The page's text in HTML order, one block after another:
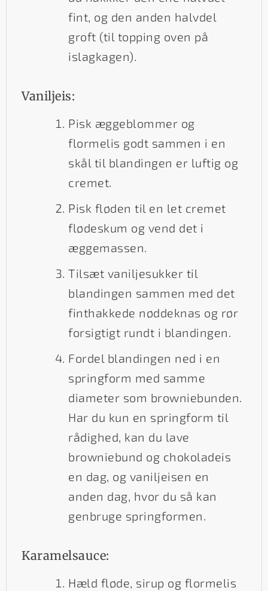
fint, og den anden halvdel
groft (til topping oven på
islagkagen).
Vaniljeis:
Pisk æggeblommer og
flormelis godt sammen i en
skål til blandingen er luftig og
cremet.
Pisk fløden til en let cremet
flødeskum og vend det i
æggemassen.
Tilsæt vaniljesukker til
blandingen sammen med det
finthakkede nøddeknas og rør
forsigtigt rundt i blandingen.
Fordel blandingen ned i en
springform med samme
diameter som browniebunden.
Har du kun en springform til
rådighed, kan du lave
browniebund og chokoladeis
en dag, og vaniljeisen en
anden dag, hvor du så kan
genbruge springformen.
Karamelsauce:
Hæld fløde, sirup og flormelis